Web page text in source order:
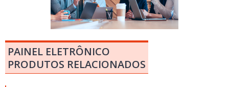
PAINEL ELETRÔNICO
PRODUTOS RELACIONADOS